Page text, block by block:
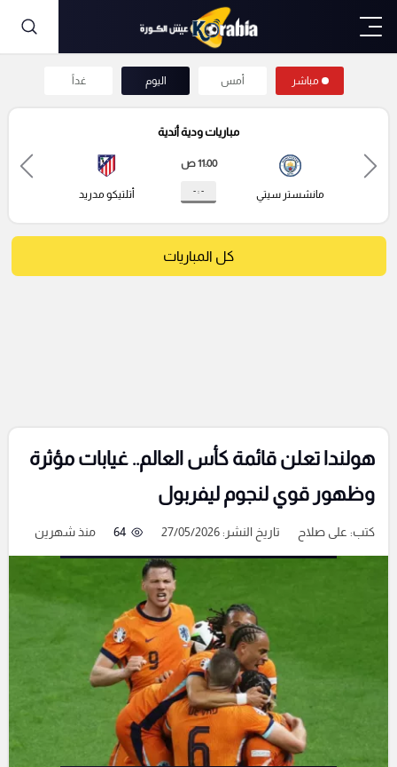
مباشر أمس اليوم غداً
مباريات ودية أندية
مانشستر سيتي
11:00 ص
- : - أتلتيكو مدريد
كل المباريات
هولندا تعلن قائمة كأس العالم.. غيابات مؤثرة
وظهور قوي لنجوم ليفربول
كتب: على صلاح تاريخ النشر: 27/05/2026 64 منذ شهرين